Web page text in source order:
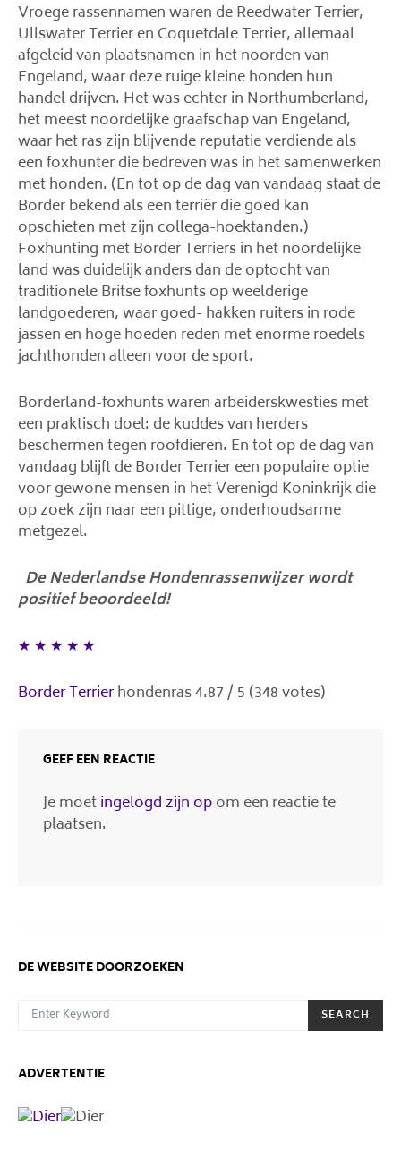
Vroege rassennamen waren de Reedwater Terrier,
Ullswater Terrier en Coquetdale Terrier, allemaal
afgeleid van plaatsnamen in het noorden van
Engeland, waar deze ruige kleine honden hun
handel drijven. Het was echter in Northumberland,
het meest noordelijke graafschap van Engeland,
waar het ras zijn blijvende reputatie verdiende als
een foxhunter die bedreven was in het samenwerken
met honden. (En tot op de dag van vandaag staat de
Border bekend als een terriër die goed kan
opschieten met zijn collega-hoektanden.)
Foxhunting met Border Terriers in het noordelijke
land was duidelijk anders dan de optocht van
traditionele Britse foxhunts op weelderige
landgoederen, waar goed- hakken ruiters in rode
jassen en hoge hoeden reden met enorme roedels
jachthonden alleen voor de sport.
Borderland-foxhunts waren arbeiderskwesties met
een praktisch doel: de kuddes van herders
beschermen tegen roofdieren. En tot op de dag van
vandaag blijft de Border Terrier een populaire optie
voor gewone mensen in het Verenigd Koninkrijk die
op zoek zijn naar een pittige, onderhoudsarme
metgezel.
De Nederlandse Hondenrassenwijzer wordt
positief beoordeeld!
★ ★ ★ ★ ★
Border Terrierhondenras4.87/5 (348votes)
GEEF EEN REACTIE
Je moetingelogd zijn opom een reactie te
plaatsen.
DE WEBSITE DOORZOEKEN
SEARCH FOR:
SEARCH
ADVERTENTIE